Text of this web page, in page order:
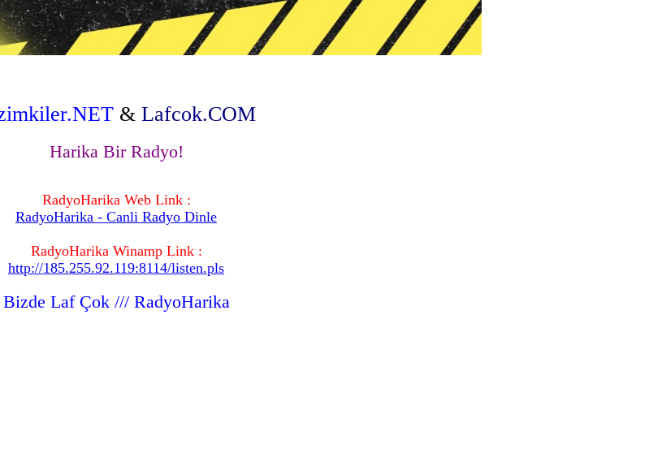
& Lafcok.COM
Harika Bir Radyo!
RadyoHarika Web Link :
RadyoHarika - Canli Radyo Dinle
RadyoHarika Winamp Link :
http://185.255.92.119:8114/listen.pls
Bizde Laf Çok /// RadyoHarika